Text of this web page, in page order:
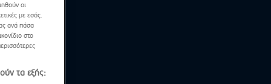
οι
με εσάς.
ανά πάσα
στο
τα εξής: